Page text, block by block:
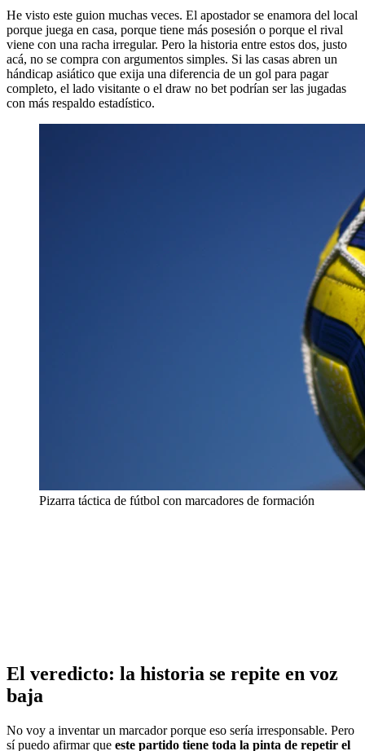
He visto este guion muchas veces. El apostador se enamora del local
porque juega en casa, porque tiene más posesión o porque el rival
viene con una racha irregular. Pero la historia entre estos dos, justo
acá, no se compra con argumentos simples. Si las casas abren un
hándicap asiático que exija una diferencia de un gol para pagar
completo, el lado visitante o el draw no bet podrían ser las jugadas
con más respaldo estadístico.
Pizarra táctica de fútbol con marcadores de formación
El veredicto: la historia se repite en voz
baja
No voy a inventar un marcador porque eso sería irresponsable. Pero
sí puedo afirmar que este partido tiene toda la pinta de repetir el